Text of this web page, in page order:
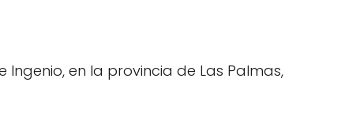
Ingenio, en la provincia de Las Palmas,